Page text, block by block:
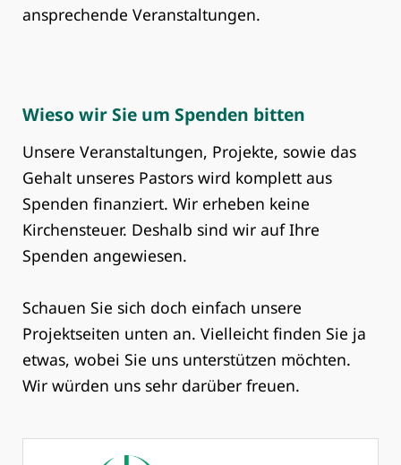
ansprechende Veranstaltungen.
Wieso wir Sie um Spenden bitten
Unsere Veranstaltungen, Projekte, sowie das
Gehalt unseres Pastors wird komplett aus
Spenden finanziert. Wir erheben keine
Kirchensteuer. Deshalb sind wir auf Ihre
Spenden angewiesen.
Schauen Sie sich doch einfach unsere
Projektseiten unten an. Vielleicht finden Sie ja
etwas, wobei Sie uns unterstützen möchten.
Wir würden uns sehr darüber freuen.